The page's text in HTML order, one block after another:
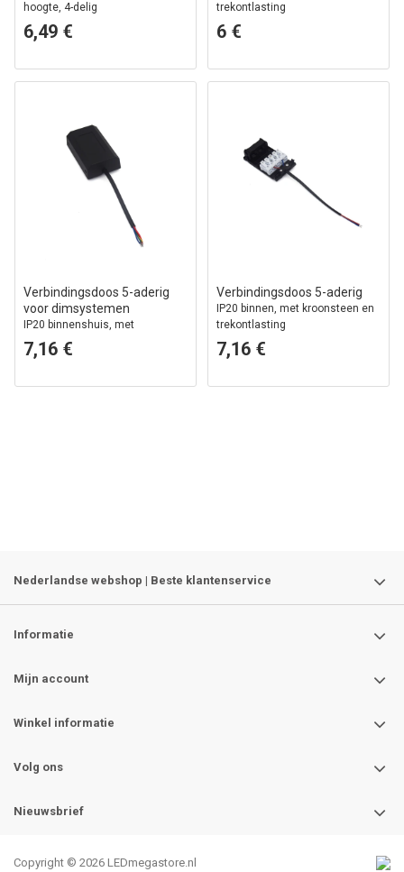
hoogte, 4-delig
6,49 €
trekontlasting
6 €
Verbindingsdoos 5-aderig
voor dimsystemen
IP20 binnenshuis, met
klemmenstrook en
trekontlasting, 0-10V / DALI
7,16 €
Verbindingsdoos 5-aderig
IP20 binnen, met kroonsteen en
trekontlasting
7,16 €
Nederlandse webshop | Beste klantenservice
Informatie
Mijn account
Winkel informatie
Volg ons
Nieuwsbrief
Copyright © 2026 LEDmegastore.nl